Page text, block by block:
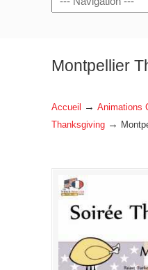
Montpellier
Accueil → Animations
Thanksgiving →